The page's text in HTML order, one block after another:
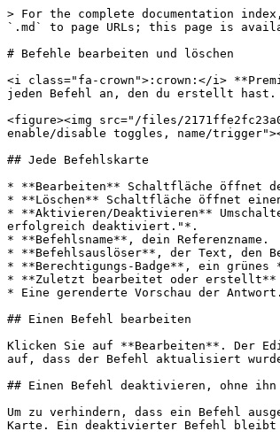
> For the complete documentation
`.md` to page URLs; this page is
# Befehle bearbeiten und löschen
<i class="fa-crown">:crown:</i>
jeden Befehl an, den du erstellt hast.
<figure><img src="/files/
enable/disable toggles, name/
## Jede Befehlskarte
* **Bearbeiten** Schaltfläche öffnet
* **Löschen** Schaltfläche öffnet
* **Aktivieren/Deaktivieren**
erfolgreich deaktiviert."*.
* **Befehlsname**, dein Referenzname.
* **Befehlsauslöser**, der Text, den
* **Berechtigungs-Badge**, ein
* **Zuletzt bearbeitet oder erstellt**
* Eine gerenderte Vorschau der Antwort.
## Einen Befehl bearbeiten
Klicken Sie auf **Bearbeiten**. Der
auf, dass der Befehl aktualisiert
## Einen Befehl deaktivieren, ohne ihn
Um zu verhindern, dass ein Befehl
Karte. Ein deaktivierter Befehl bleibt